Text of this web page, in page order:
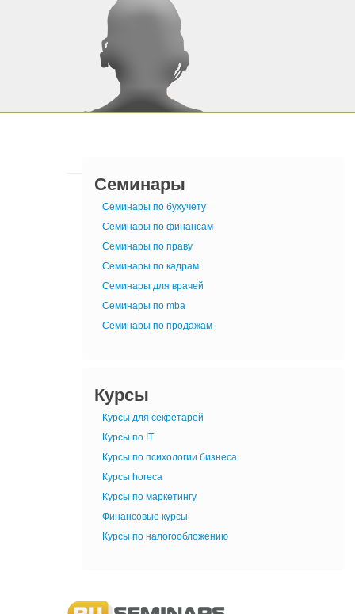
Семинары
Семинары по бухучету
Семинары по финансам
Семинары по праву
Семинары по кадрам
Семинары для врачей
Семинары по mba
Семинары по продажам
Курсы
Курсы для секретарей
Курсы по IT
Курсы по психологии бизнеса
Курсы horeca
Курсы по маркетингу
Финансовые курсы
Курсы по налогообложению